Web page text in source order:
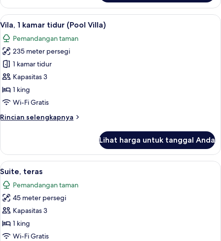
Suite
(COMO
Suite)
Lihat
semua
foto
untuk
Vila,
1
kamar
tidur
Villa)
Vila, 1 kamar tidur (Pool Villa) |
3
Vila, 1 kamar tidur (Pool Villa)
Pemandangan taman
235 meter persegi
1 kamar tidur
Kapasitas 3
1 king
Wi-Fi Gratis
Rincian selengkapnya
Rincian
Vila,
kamar
(Pool
Villa)
Lihat harga untuk tanggal Anda
Lihat
semua
foto
untuk
Suite,
teras
Suite, teras | Seprai katun Mesir,
4
Suite, teras
Pemandangan taman
45 meter persegi
Kapasitas 3
1 king
Wi-Fi Gratis